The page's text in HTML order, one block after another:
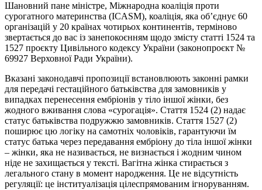
Шановний пане міністре, Міжнародна коаліція проти
сурогатного материнства (ICASM), коаліція, яка об’єднує 60
організацій у 20 країнах чотирьох континентів, терміново
звертається до вас із занепокоєнням щодо змісту статті 1524 та
1527 проєкту Цивільного кодексу України (законопроєкт №
69927 Верховної Ради України).
Вказані законодавчі пропозиції встановлюють законні рамки
для передачі гестаційного батьківства для замовників у
випадках перенесення ембріонів у тіло іншої жінки, без
жодного вживання слова «сурогація». Стаття 1524 (2) надає
статус батьківства подружжю замовників. Стаття 1527 (2)
поширює цю логіку на самотніх чоловіків, гарантуючи їм
статус батька через передавання ембріону до тіла іншої жінки
– жінки, яка не називається, не визнається і жодним чином
ніде не захищається у тексті. Вагітна жінка стирається з
легального стану в момент народження. Це не відсутність
регуляції: це інституалізація цілеспрямованим ігноруванням.